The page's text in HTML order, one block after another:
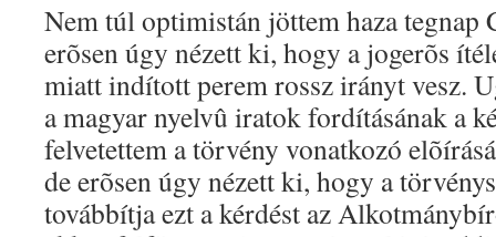
Nem túl optimistán jöttem haza tegnap
erõsen úgy nézett ki, hogy a jogerõs
miatt indított perem rossz irányt vesz.
a magyar nyelvû iratok fordításának a
felvetettem a törvény vonatkozó
de erõsen úgy nézett ki, hogy a
továbbítja ezt a kérdést az